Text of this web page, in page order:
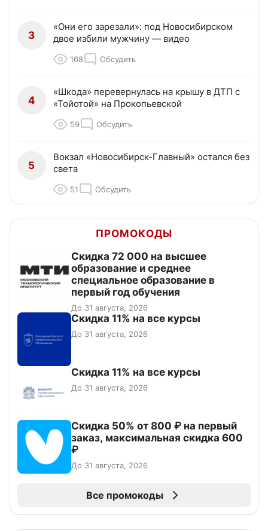
3
«Они его зарезали»: под Новосибирском
двое избили мужчину — видео
168 Обсудить
4
«Шкода» перевернулась на крышу в ДТП с
«Тойотой» на Прокопьевской
59 Обсудить
5
Вокзал «Новосибирск-Главный» остался без
света
51 Обсудить
ПРОМОКОДЫ
Скидка 72 000 на высшее
образование и среднее
специальное образование в
первый год обучения
До 31 августа, 2026
Скидка 11% на все курсы
До 31 августа, 2026
Скидка 11% на все курсы
До 31 августа, 2026
Скидка 50% от 800 ₽ на первый
заказ, максимальная скидка 600
₽
До 31 августа, 2026
Все промокоды